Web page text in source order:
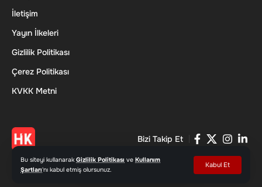
Bu siteyi kullanarakGizlilik Politikası ve Kullanım
Şartları'nı kabul etmiş olursunuz.
Kabul Et
İletişim
Yayın İlkeleri
Gizlilik Politikası
Çerez Politikası
KVKK Metni
Bizi Takip Et
© 2026 Haber Kocaeli - www.haberkocaeli.com | Tüm Hakları Saklıdır